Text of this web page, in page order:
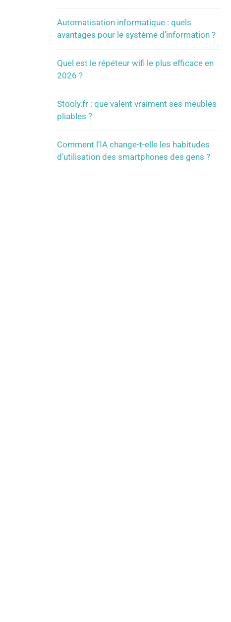
Automatisation informatique : quels
avantages pour le système d’information ?
Quel est le répéteur wifi le plus efficace en
2026 ?
Stooly.fr : que valent vraiment ses meubles
pliables ?
Comment l’IA change-t-elle les habitudes
d’utilisation des smartphones des gens ?